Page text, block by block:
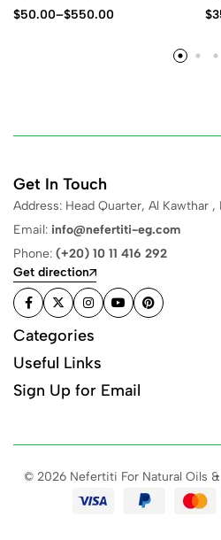
$50.00–$550.00 $
Get In Touch
Address: Head Quarter, Al Kawthar ,
Email: info@nefertiti-eg.com
Phone: (+20) 10 11 416 292
Get direction
Categories
Useful Links
Sign Up for Email
© 2026 Nefertiti For Natural Oils